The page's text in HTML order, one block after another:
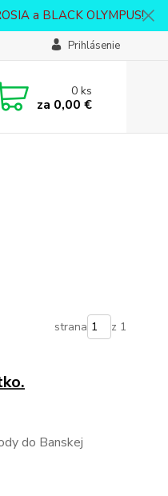
a BLACK OLYMPUS!
Prihlásenie
0ks
za 0,00 €
strana z 1
do Banskej